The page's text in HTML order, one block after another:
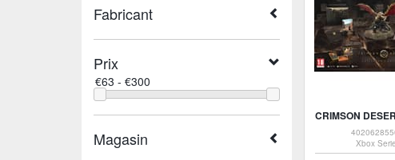
Fabricant
Prix
Magasin
Xbox